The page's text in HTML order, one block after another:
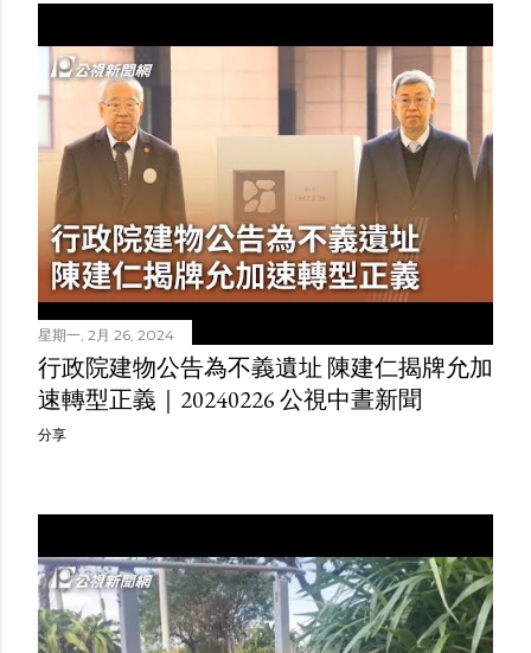
星期一, 2月 26, 2024
行政院建物公告為不義遺址 陳建仁揭牌允加
速轉型正義｜20240226 公視中晝新聞
分享